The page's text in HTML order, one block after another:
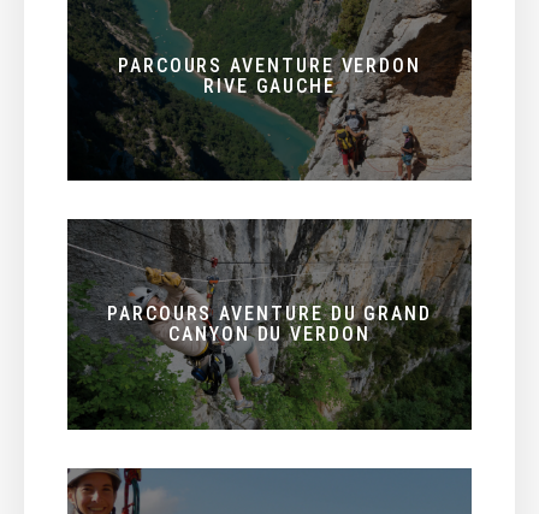
PARCOURS AVENTURE VERDON
RIVE GAUCHE
PARCOURS AVENTURE DU GRAND
CANYON DU VERDON